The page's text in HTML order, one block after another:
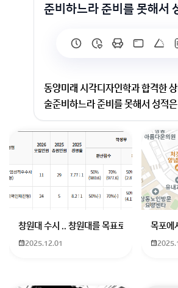
준비하느라 준비를 못해서
동양미래 시각디자인학과 합격한
술준비하느라 준비를 못해서 성적
입니다. 동양미래가 취업률이 좋다
서 취업을 준비하는게 나을까요 아
을까요? 아직 진로는 확실히 못정
도 자세히 부탁드립니다.
재수한다면 목표학과 어떻게 되나
회원가입 혹은 광고 [X]를 누르면 내용
창원대 수시 .. 창원대를 목표로 하고 있는
2025.12.01
목포에